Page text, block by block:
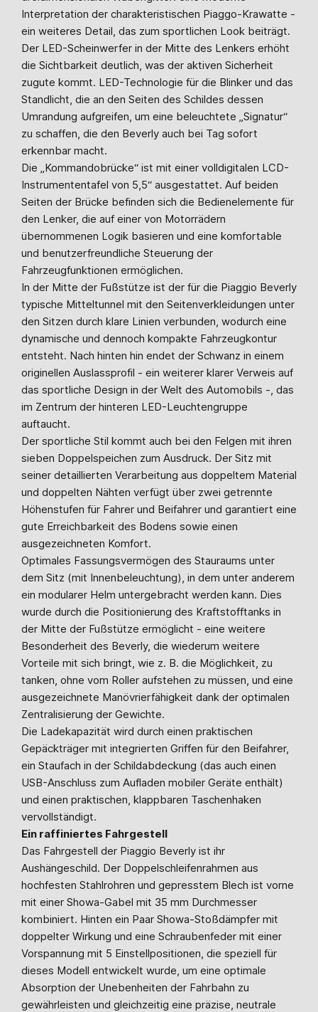
Interpretation der charakteristischen Piaggo-Krawatte -
ein weiteres Detail, das zum sportlichen Look beiträgt.
Der LED-Scheinwerfer in der Mitte des Lenkers erhöht
die Sichtbarkeit deutlich, was der aktiven Sicherheit
zugute kommt. LED-Technologie für die Blinker und das
Standlicht, die an den Seiten des Schildes dessen
Umrandung aufgreifen, um eine beleuchtete „Signatur“
zu schaffen, die den Beverly auch bei Tag sofort
erkennbar macht.
Die „Kommandobrücke“ ist mit einer volldigitalen LCD-
Instrumententafel von 5,5“ ausgestattet. Auf beiden
Seiten der Brücke befinden sich die Bedienelemente für
den Lenker, die auf einer von Motorrädern
übernommenen Logik basieren und eine komfortable
und benutzerfreundliche Steuerung der
Fahrzeugfunktionen ermöglichen.
In der Mitte der Fußstütze ist der für die Piaggio Beverly
typische Mitteltunnel mit den Seitenverkleidungen unter
den Sitzen durch klare Linien verbunden, wodurch eine
dynamische und dennoch kompakte Fahrzeugkontur
entsteht. Nach hinten hin endet der Schwanz in einem
originellen Auslassprofil - ein weiterer klarer Verweis auf
das sportliche Design in der Welt des Automobils -, das
im Zentrum der hinteren LED-Leuchtengruppe
auftaucht.
Der sportliche Stil kommt auch bei den Felgen mit ihren
sieben Doppelspeichen zum Ausdruck. Der Sitz mit
seiner detaillierten Verarbeitung aus doppeltem Material
und doppelten Nähten verfügt über zwei getrennte
Höhenstufen für Fahrer und Beifahrer und garantiert eine
gute Erreichbarkeit des Bodens sowie einen
ausgezeichneten Komfort.
Optimales Fassungsvermögen des Stauraums unter
dem Sitz (mit Innenbeleuchtung), in dem unter anderem
ein modularer Helm untergebracht werden kann. Dies
wurde durch die Positionierung des Kraftstofftanks in
der Mitte der Fußstütze ermöglicht - eine weitere
Besonderheit des Beverly, die wiederum weitere
Vorteile mit sich bringt, wie z. B. die Möglichkeit, zu
tanken, ohne vom Roller aufstehen zu müssen, und eine
ausgezeichnete Manövrierfähigkeit dank der optimalen
Zentralisierung der Gewichte.
Die Ladekapazität wird durch einen praktischen
Gepäckträger mit integrierten Griffen für den Beifahrer,
ein Staufach in der Schildabdeckung (das auch einen
USB-Anschluss zum Aufladen mobiler Geräte enthält)
und einen praktischen, klappbaren Taschenhaken
vervollständigt.
Ein raffiniertes Fahrgestell
Das Fahrgestell der Piaggio Beverly ist ihr
Aushängeschild. Der Doppelschleifenrahmen aus
hochfesten Stahlrohren und gepresstem Blech ist vorne
mit einer Showa-Gabel mit 35 mm Durchmesser
kombiniert. Hinten ein Paar Showa-Stoßdämpfer mit
doppelter Wirkung und eine Schraubenfeder mit einer
Vorspannung mit 5 Einstellpositionen, die speziell für
dieses Modell entwickelt wurde, um eine optimale
Absorption der Unebenheiten der Fahrbahn zu
gewährleisten und gleichzeitig eine präzise, neutrale